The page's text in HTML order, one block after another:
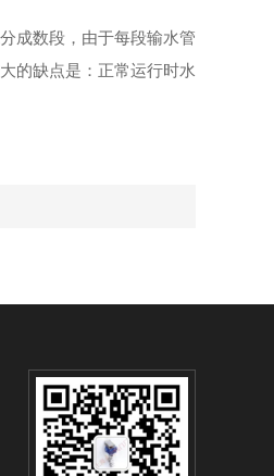
成数段，由于每段输水管
的缺点是：正常运行时水